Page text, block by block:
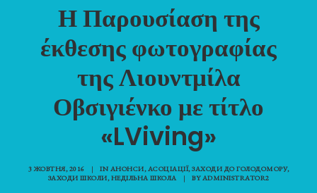
НЕДІЛЬНА ШКОЛА
ГОЛОДОМОР
ФОРУМ УКРАЇНСЬКОЇ ДІАСПОРИ В ГРЕЦІЇ
“ВІСНИК”/”ΑΓΓΕΛΙΑΦΌΡΟΣ”
Η Παρουσίαση της
έκθεσης φωτογραφίας
της Λιουντμίλα
Οβσιγιένκο με τίτλο
«LViving»
3 ЖОВТНЯ, 2016 | IN АНОНСИ,АСОЦІАЦІЇ,ЗАХОДИ ДО ГОЛОДОМОРУ,
ЗАХОДИ ШКОЛИ,НЕДІЛЬНА ШКОЛА | BYADMINISTRATOR2